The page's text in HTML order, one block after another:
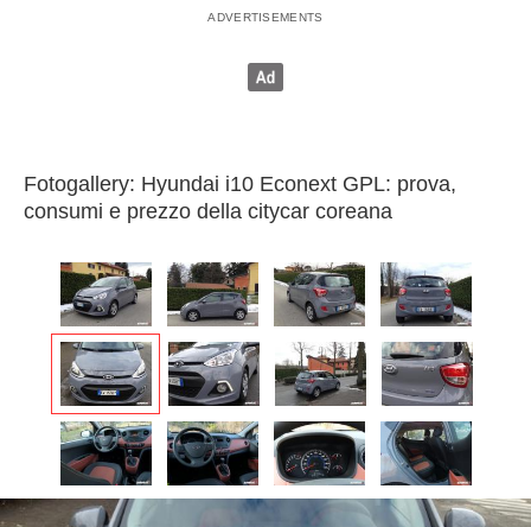
Fotogallery: Hyundai i10 Econext GPL: prova,
consumi e prezzo della citycar coreana